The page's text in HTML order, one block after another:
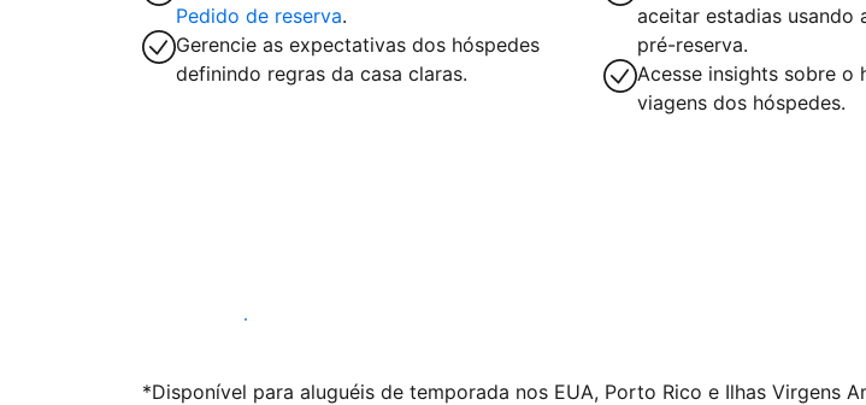
Pedido de reserva.
Gerencie as expectativas dos hóspedes
definindo regras da casa claras.
aceitar estadias usando
pré-reserva.
Acesse insights sobre o
viagens dos hóspedes.
Anunciar conosco
*Disponível para aluguéis de temporada nos EUA, Porto Rico e Ilhas Virgens